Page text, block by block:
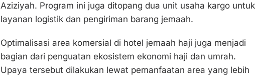
Aziziyah. Program ini juga ditopang dua unit usaha kargo untuk
layanan logistik dan pengiriman barang jemaah.
Optimalisasi area komersial di hotel jemaah haji juga menjadi
bagian dari penguatan ekosistem ekonomi haji dan umrah.
Upaya tersebut dilakukan lewat pemanfaatan area yang lebih